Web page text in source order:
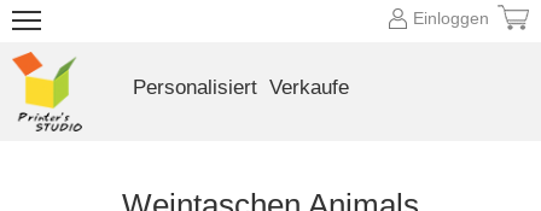
Einloggen
Personalisiert Verkaufe